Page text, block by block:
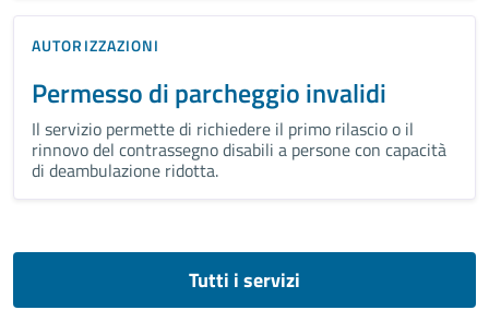
AUTORIZZAZIONI
Permesso di parcheggio invalidi
Il servizio permette di richiedere il primo rilascio o il
rinnovo del contrassegno disabili a persone con capacità
di deambulazione ridotta.
Tutti i servizi